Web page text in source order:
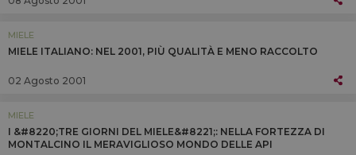
MIELE
MIELE ITALIANO: NEL 2001, PIÙ QUALITÀ E MENO RACCOLTO
02 Agosto 2001
MIELE
I &#8220;TRE GIORNI DEL MIELE&#8221;: NELLA FORTEZZA DI
MONTALCINO IL MERAVIGLIOSO MONDO DELLE API